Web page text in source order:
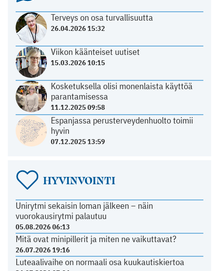
Terveys on osa turvallisuutta
26.04.2026 15:32
Viikon käänteiset uutiset
15.03.2026 10:15
Kosketuksella olisi monenlaista käyttöä
parantamisessa
11.12.2025 09:58
Espanjassa perusterveydenhuolto toimii
hyvin
07.12.2025 13:59
HYVINVOINTI
Unirytmi sekaisin loman jälkeen – näin
vuorokausirytmi palautuu
05.08.2026 06:13
Mitä ovat minipillerit ja miten ne vaikuttavat?
26.07.2026 19:16
Luteaalivaihe on normaali osa kuukautiskiertoa